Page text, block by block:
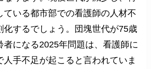
ている都市部での看護師の人材不
化するでしょう。団塊世代が75歳
者になる2025年問題は、看護師に
人手不足が起こると言われていま